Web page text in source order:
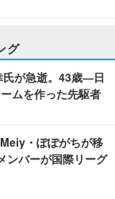
グ
氏が急逝。43歳―日
ムを作った先駆者
・ぽぽがちが移
バーが国際リーグ